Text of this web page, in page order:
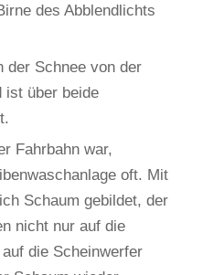
des Abblendlichts
der Schnee von der
ist über beide
Fahrbahn war,
oft. Mit
Schaum gebildet, der
nicht nur auf die
die Scheinwerfer